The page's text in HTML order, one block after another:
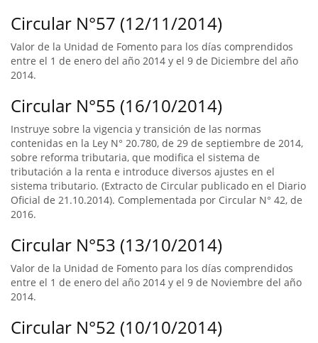
Circular N°57 (12/11/2014)
Valor de la Unidad de Fomento para los días comprendidos
entre el 1 de enero del año 2014 y el 9 de Diciembre del año
2014.
Circular N°55 (16/10/2014)
Instruye sobre la vigencia y transición de las normas
contenidas en la Ley N° 20.780, de 29 de septiembre de 2014,
sobre reforma tributaria, que modifica el sistema de
tributación a la renta e introduce diversos ajustes en el
sistema tributario. (Extracto de Circular publicado en el Diario
Oficial de 21.10.2014). Complementada por Circular N° 42, de
2016.
Circular N°53 (13/10/2014)
Valor de la Unidad de Fomento para los días comprendidos
entre el 1 de enero del año 2014 y el 9 de Noviembre del año
2014.
Circular N°52 (10/10/2014)